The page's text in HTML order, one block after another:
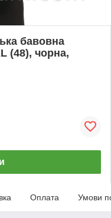
бавовна
(48), чорна,
Оплата Умови